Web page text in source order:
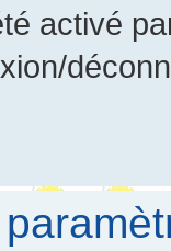
activé